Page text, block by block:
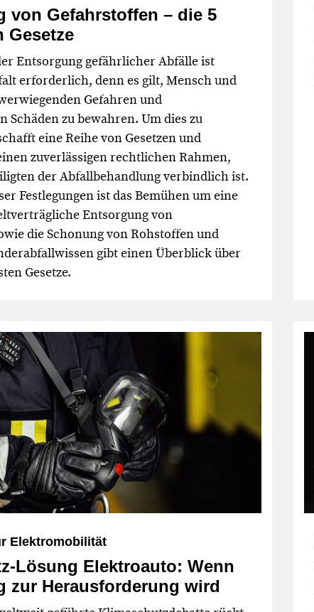
von Gefahrstoffen – die 5
Gesetze
Entsorgung gefährlicher Abfälle ist
erforderlich, denn es gilt, Mensch und
Gefahren und
Schäden zu bewahren. Um dies zu
eine Reihe von Gesetzen und
zuverlässigen rechtlichen Rahmen,
der Abfallbehandlung verbindlich ist.
Festlegungen ist das Bemühen um eine
Entsorgung von
die Schonung von Rohstoffen und
gibt einen Überblick über
Gesetze.
Elektromobilität
Lösung Elektroauto: Wenn
zur Herausforderung wird